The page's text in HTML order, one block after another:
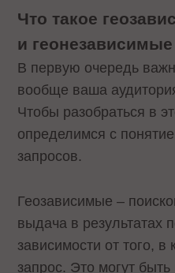
Что такое
и
В первую очередь
вообще ваша
Чтобы разобраться в
определимся с
запросов.
Геозависимые –
выдача в результатах
зависимости от того,
запрос. Это могут